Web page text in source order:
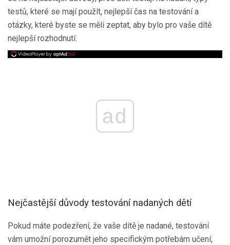
testů, které se mají použít, nejlepší čas na testování a
otázky, které byste se měli zeptat, aby bylo pro vaše dítě
nejlepší rozhodnutí.
ad
Nejčastější důvody testování nadaných dětí
Pokud máte podezření, že vaše dítě je nadané, testování
vám umožní porozumět jeho specifickým potřebám učení,